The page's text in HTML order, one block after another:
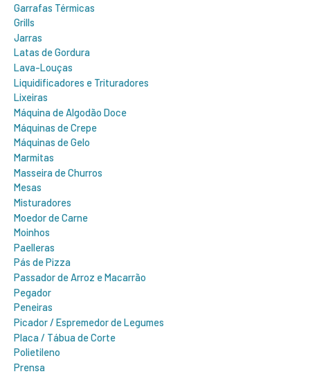
Garrafas Térmicas
Grills
Jarras
Latas de Gordura
Lava-Louças
Liquidificadores e Trituradores
Lixeiras
Máquina de Algodão Doce
Máquinas de Crepe
Máquinas de Gelo
Marmitas
Masseira de Churros
Mesas
Misturadores
Moedor de Carne
Moinhos
Paelleras
Pás de Pizza
Passador de Arroz e Macarrão
Pegador
Peneiras
Picador / Espremedor de Legumes
Placa / Tábua de Corte
Polietileno
Prensa